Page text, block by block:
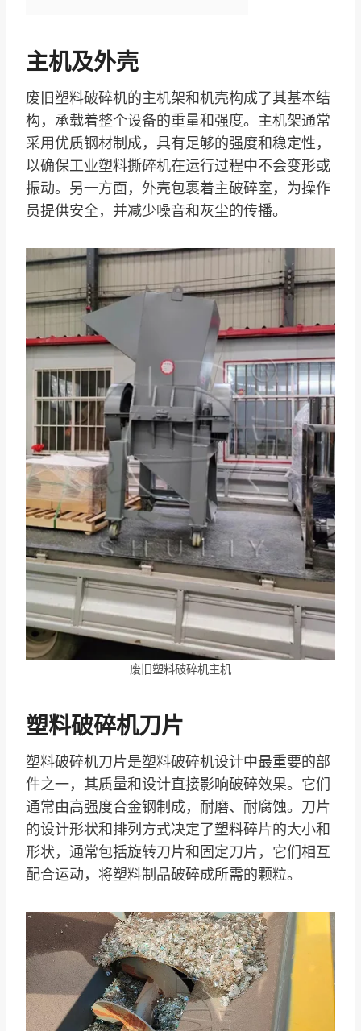
主机及外壳
废旧塑料破碎机的主机架和机壳构成了其基本结
构，承载着整个设备的重量和强度。主机架通常
采用优质钢材制成，具有足够的强度和稳定性，
以确保工业塑料撕碎机在运行过程中不会变形或
振动。另一方面，外壳包裹着主破碎室，为操作
员提供安全，并减少噪音和灰尘的传播。
废旧塑料破碎机主机
塑料破碎机刀片
塑料破碎机刀片是塑料破碎机设计中最重要的部
件之一，其质量和设计直接影响破碎效果。它们
通常由高强度合金钢制成，耐磨、耐腐蚀。刀片
的设计形状和排列方式决定了塑料碎片的大小和
形状，通常包括旋转刀片和固定刀片，它们相互
配合运动，将塑料制品破碎成所需的颗粒。